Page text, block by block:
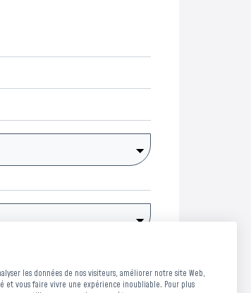
un devis
les données de nos visiteurs, améliorer notre site Web,
et vous faire vivre une expérience inoubliable. Pour plus